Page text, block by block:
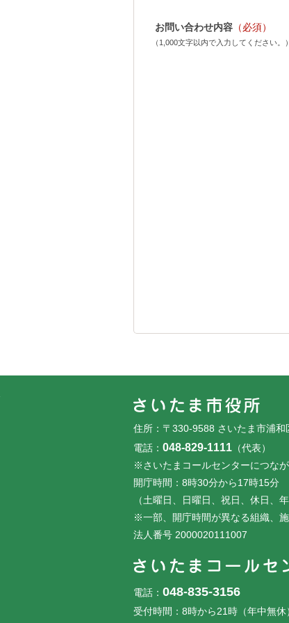
お問い合わせ内容 （必須）
（1,000文字以内で入力してください。）
住所：〒330-9588 さいたま市浦和
電話： 048-829-1111 （代表）
※さいたまコールセンターにつなが
開庁時間：8時30分から17時15分
（土曜日、日曜日、祝日、休日、
※一部、開庁時間が異なる組織、施
法人番号 2000020111007
電話： 048-835-3156
受付時間：8時から21時（年中無休